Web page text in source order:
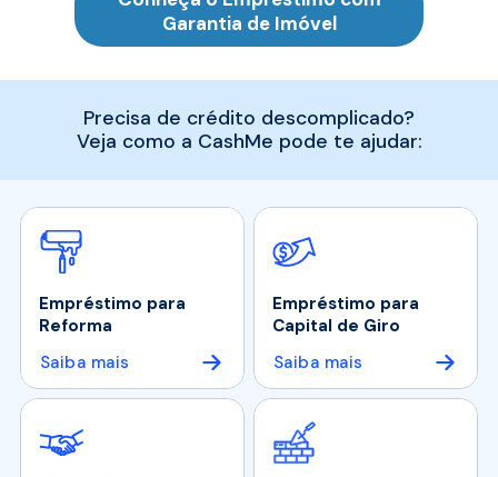
Garantia de Imóvel
Precisa de crédito descomplicado?
Veja como a CashMe pode te ajudar:
Empréstimo para
Reforma
Saiba mais
Empréstimo para
Capital de Giro
Saiba mais